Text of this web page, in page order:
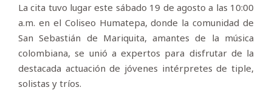
La cita tuvo lugar este sábado 19 de agosto a las 10:00
a.m. en el Coliseo Humatepa, donde la comunidad de
San Sebastián de Mariquita, amantes de la música
colombiana, se unió a expertos para disfrutar de la
destacada actuación de jóvenes intérpretes de tiple,
solistas y tríos.